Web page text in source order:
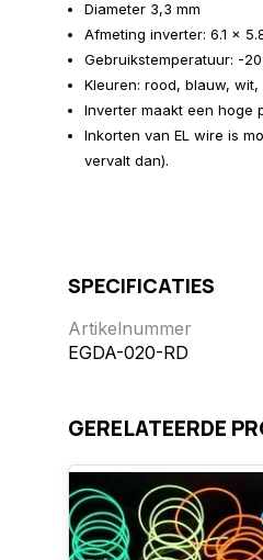
Diameter 3,3 mm
Afmeting inverter: 6.1 x
Gebruikstemperatuur: -
Kleuren: rood, blauw,
Inverter maakt een hoge
Inkorten van EL wire is
vervalt dan).
SPECIFICATIES
Artikelnummer
EGDA-020-RD
GERELATEERDE